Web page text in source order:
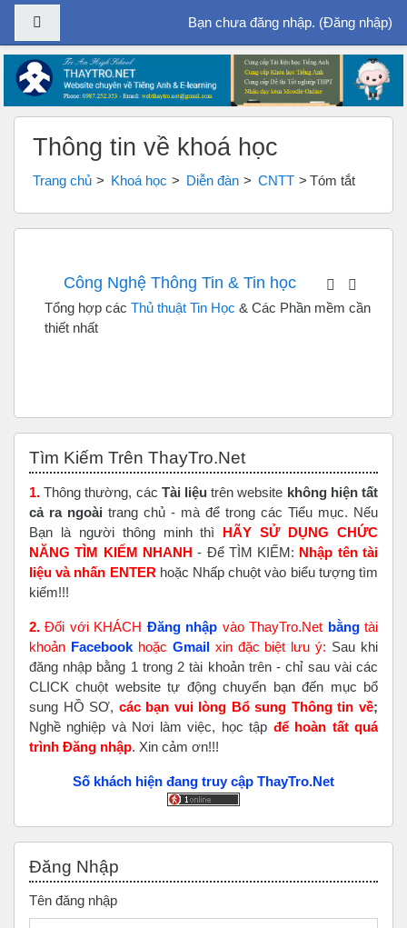
Chuyển tới nội dung chính
Bạn chưa đăng nhập. (Đăng nhập)
Thông tin về khoá học
Trang chủ Khoá học Diễn đàn CNTT Tóm tắt
Công Nghệ Thông Tin & Tin học
Tổng hợp các Thủ thuật Tin Học & Các Phần mềm cần
thiết nhất
Tìm Kiếm Trên ThayTro.Net
1. Thông thường, các Tài liệu trên website không hiện tất
cả ra ngoài trang chủ - mà để trong các Tiểu mục. Nếu
Bạn là người thông minh thì HÃY SỬ DỤNG CHỨC
NĂNG TÌM KIẾM NHANH - Để TÌM KIẾM: Nhập tên tài
liệu và nhấn ENTER hoặc Nhấp chuột vào biểu tượng tìm
kiếm!!!
2. Đối với KHÁCH Đăng nhập vào ThayTro.Net bằngtài
khoản Facebook hoặc Gmailxin đặc biệt lưu ý: Sau khi
đăng nhập bằng 1 trong 2 tài khoản trên - chỉ sau vài các
CLICK chuột website tự động chuyển bạn đến mục bổ
sung HỒ SƠ, các bạn vui lòng Bổ sung Thông tin về;
Nghề nghiệp và Nơi làm việc, học tập để hoàn tấtquá
trình Đăng nhập. Xin cảm ơn!!!
Số khách hiện đang truy cập ThayTro.Net
Đăng Nhập
Tên đăng nhập